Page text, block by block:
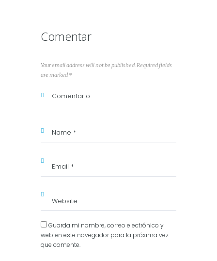
Comentar
Your email address will not be published. Required fields
are marked *
Guarda mi nombre, correo electrónico y
web en este navegador para la próxima vez
que comente.